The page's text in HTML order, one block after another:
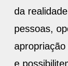
da
pessoas,
e